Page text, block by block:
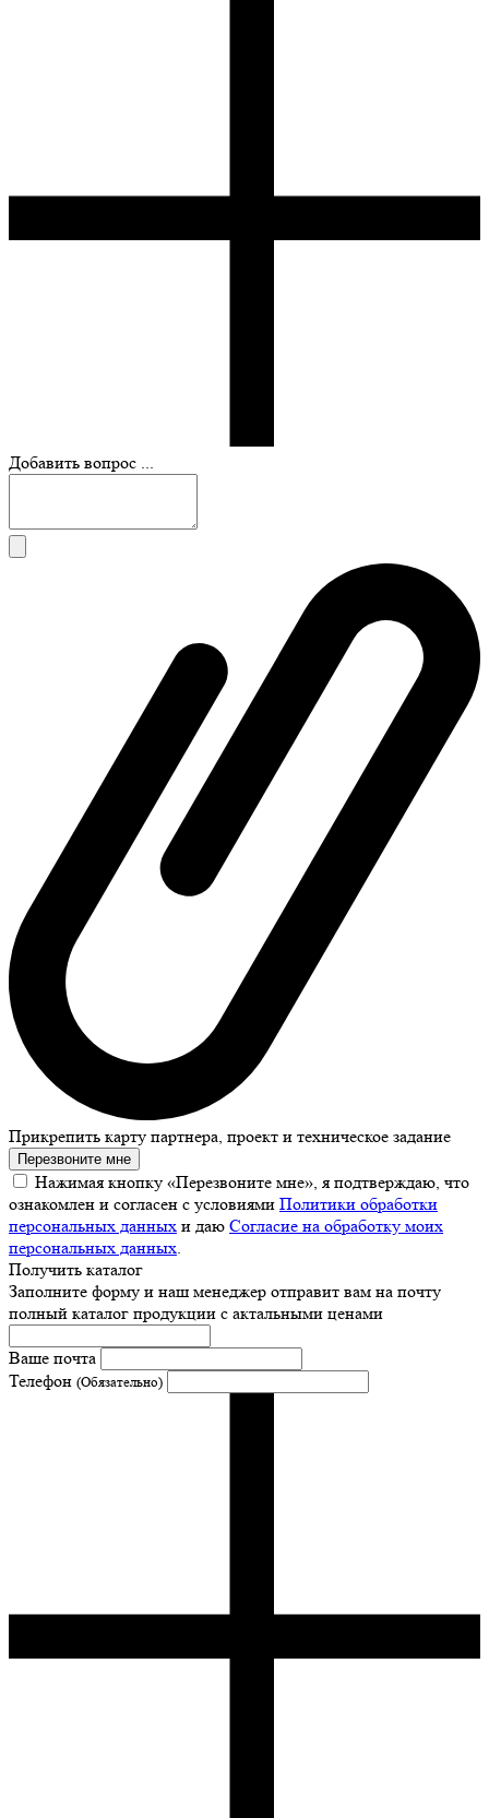
Добавить вопрос ...
Прикрепить карту партнера, проект и техническое задание
Перезвоните мне
Нажимая кнопку «Перезвоните мне», я подтверждаю, что
ознакомлен и согласен с условиями Политики обработки
персональных данных и даю Согласие на обработку моих
персональных данных.
Получить каталог
Заполните форму и наш менеджер отправит вам на почту
полный каталог продукции с актальными ценами
Ваше почта
Телефон (Обязательно)